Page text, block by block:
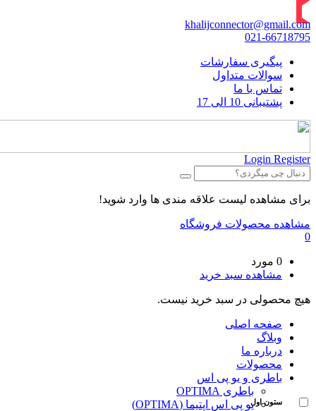
khalijconnector@gmail.com
021-66718795
پیگیری سفارشات
سوالات متداول
تماس با ما
پشتیبانی 10 الی 17
Login Register
برای مشاهده لیست علاقه مندی ها وارد شوید!
مشاهده محصولات فروشگاه
0
0 مورد
مشاهده سبد خرید
هیچ محصولی در سبد خرید نیست.
صفحه اصلی
وبلاگ
درباره ما
محصولات
ستون اول
باطری و یو پی اس
باطری OPTIMA
یو پی اس اپتیما (OPTIMA)